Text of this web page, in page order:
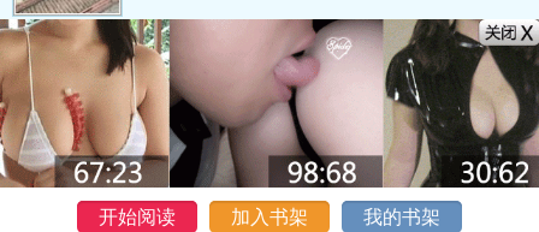
开始阅读 加入书架 我的书架